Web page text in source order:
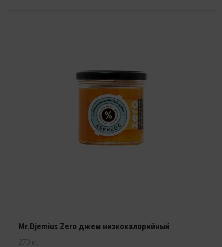
Mr.Djemius Zero джем низкокалорийный
270 мл